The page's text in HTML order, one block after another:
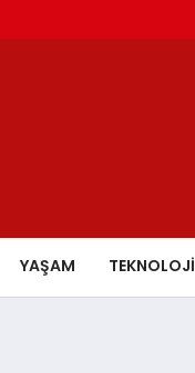
YAŞAM TEKNOLOJİ